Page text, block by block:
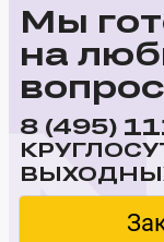
Мы
на
8 (495)